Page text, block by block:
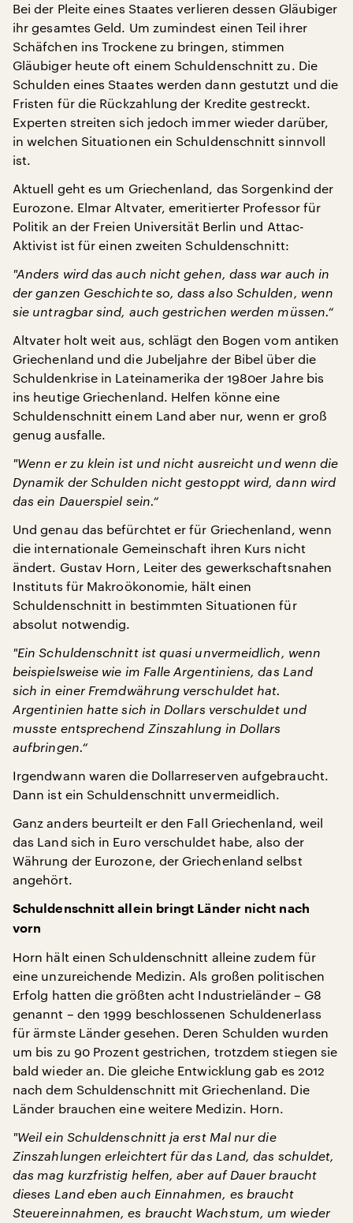
Bei der Pleite eines Staates verlieren dessen Gläubiger
ihr gesamtes Geld. Um zumindest einen Teil ihrer
Schäfchen ins Trockene zu bringen, stimmen
Gläubiger heute oft einem Schuldenschnitt zu. Die
Schulden eines Staates werden dann gestutzt und die
Fristen für die Rückzahlung der Kredite gestreckt.
Experten streiten sich jedoch immer wieder darüber,
in welchen Situationen ein Schuldenschnitt sinnvoll
ist.
Aktuell geht es um Griechenland, das Sorgenkind der
Eurozone. Elmar Altvater, emeritierter Professor für
Politik an der Freien Universität Berlin und Attac-
Aktivist ist für einen zweiten Schuldenschnitt:
"Anders wird das auch nicht gehen, dass war auch in
der ganzen Geschichte so, dass also Schulden, wenn
sie untragbar sind, auch gestrichen werden müssen.“
Altvater holt weit aus, schlägt den Bogen vom antiken
Griechenland und die Jubeljahre der Bibel über die
Schuldenkrise in Lateinamerika der 1980er Jahre bis
ins heutige Griechenland. Helfen könne eine
Schuldenschnitt einem Land aber nur, wenn er groß
genug ausfalle.
"Wenn er zu klein ist und nicht ausreicht und wenn die
Dynamik der Schulden nicht gestoppt wird, dann wird
das ein Dauerspiel sein.“
Und genau das befürchtet er für Griechenland, wenn
die internationale Gemeinschaft ihren Kurs nicht
ändert. Gustav Horn, Leiter des gewerkschaftsnahen
Instituts für Makroökonomie, hält einen
Schuldenschnitt in bestimmten Situationen für
absolut notwendig.
"Ein Schuldenschnitt ist quasi unvermeidlich, wenn
beispielsweise wie im Falle Argentiniens, das Land
sich in einer Fremdwährung verschuldet hat.
Argentinien hatte sich in Dollars verschuldet und
musste entsprechend Zinszahlung in Dollars
aufbringen.“
Irgendwann waren die Dollarreserven aufgebraucht.
Dann ist ein Schuldenschnitt unvermeidlich.
Ganz anders beurteilt er den Fall Griechenland, weil
das Land sich in Euro verschuldet habe, also der
Währung der Eurozone, der Griechenland selbst
angehört.
Schuldenschnitt allein bringt Länder nicht nach
vorn
Horn hält einen Schuldenschnitt alleine zudem für
eine unzureichende Medizin. Als großen politischen
Erfolg hatten die größten acht Industrieländer – G8
genannt – den 1999 beschlossenen Schuldenerlass
für ärmste Länder gesehen. Deren Schulden wurden
um bis zu 90 Prozent gestrichen, trotzdem stiegen sie
bald wieder an. Die gleiche Entwicklung gab es 2012
nach dem Schuldenschnitt mit Griechenland. Die
Länder brauchen eine weitere Medizin. Horn.
"Weil ein Schuldenschnitt ja erst Mal nur die
Zinszahlungen erleichtert für das Land, das schuldet,
das mag kurzfristig helfen, aber auf Dauer braucht
dieses Land eben auch Einnahmen, es braucht
Steuereinnahmen, es braucht Wachstum, um wieder